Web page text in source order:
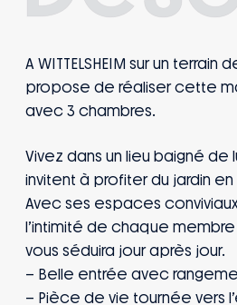
A WITTELSHEIM sur un terrain
propose de réaliser cette
avec 3 chambres.
Vivez dans un lieu baigné
invitent à profiter du jardin
Avec ses espaces
l’intimité de chaque
vous séduira jour après jour.
– Belle entrée avec
– Pièce de vie tournée vers